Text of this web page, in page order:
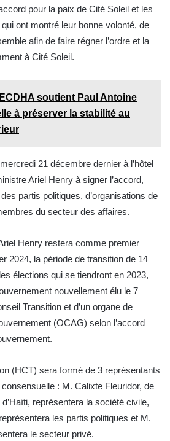
pour la paix de Cité Soleil et les
ont montré leur bonne volonté, de
afin de faire régner l’ordre et la
à Cité Soleil.
soutient Paul Antoine
à préserver la stabilité au
21 décembre dernier à l’hôtel
Ariel Henry à signer l’accord,
partis politiques, d’organisations de
du secteur des affaires.
Henry restera comme premier
2024, la période de transition de 14
élections qui se tiendront en 2023,
nouvellement élu le 7
Transition et d’un organe de
(OCAG) selon l’accord
(HCT) sera formé de 3 représentants
: M. Calixte Fleuridor, de
représentera la société civile,
les partis politiques et M.
le secteur privé.